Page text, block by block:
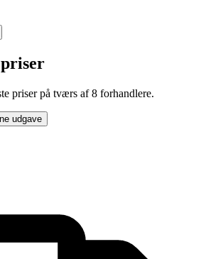
priser på tværs af 8 forhandlere.
udgave
Augustin